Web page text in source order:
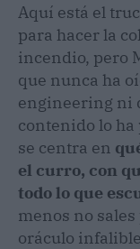
Aquí está el
para hacer la
incendio, pero
que nunca ha
engineering ni
contenido lo
se centra en
el curro, con
todo lo que
menos no
oráculo